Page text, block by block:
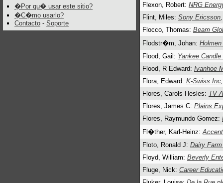
�Por qu� usar este sitio?
�C�mo usarlo?
Contacto - Soporte
Flexon, Robert: NRG
Flint, Miles: Sony Ericsson,
Flocco, Thomas: Beam
Flodstr�m, Johan:
Flood, Gail: Yankee Candle
Flood, R Edward: Ivanhoe
Flora, Edward: K-Swiss Inc,
Flores, Carols Hesles: TV
Flores, James C: Plains
Flores, Raymundo Gomez:
Fl�ther, Karl-Heinz:
Floto, Ronald J: Dairy
Floyd, William: Beverly
Fluge, Nick: Career